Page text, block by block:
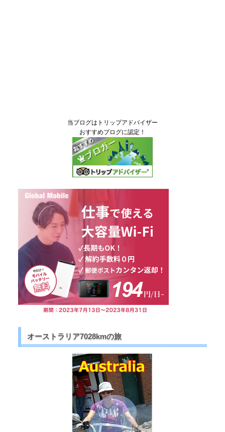
当ブログはトリップアドバイザー
おすすめブログに認定！
オーストラリア7028kmの旅